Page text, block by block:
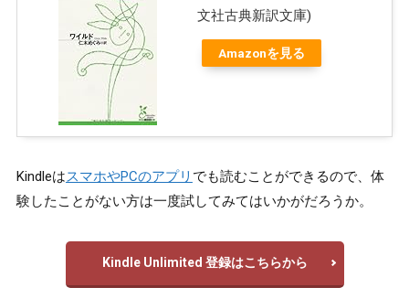
文社古典新訳文庫)
Amazonを見る
KindleはスマホやPCのアプリ でも読むことができるので、体
験したことがない方は一度試してみてはいかがだろうか。
Kindle Unlimited 登録はこちらから